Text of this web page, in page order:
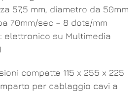
57,5 mm, diametro da 50mm
70mm/sec – 8 dots/mm
elettronico su Multimedia
compatte 115 x 255 x 225
per cablaggio cavi a